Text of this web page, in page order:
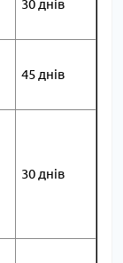
30 днів
45 днів
30 днів